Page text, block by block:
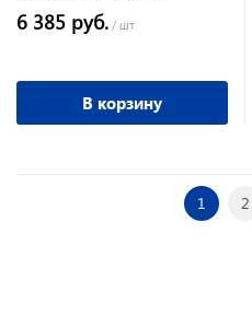
6 385 руб. / шт
В корзину
1 2